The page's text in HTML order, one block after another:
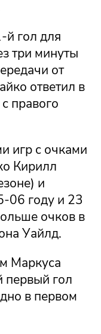
й гол для
три минуты
от
ответил в
правого
игр с очками
Кирилл
и
06 году и 23
очков в
Уайлд.
Маркуса
первый гол
в первом